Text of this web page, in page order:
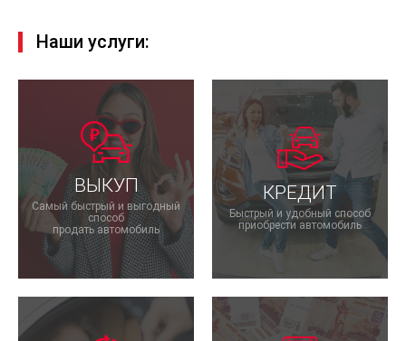
Наши услуги:
ВЫКУП
Самый быстрый и выгодный
способ
продать автомобиль
КРЕДИТ
Быстрый и удобный способ
приобрести автомобиль